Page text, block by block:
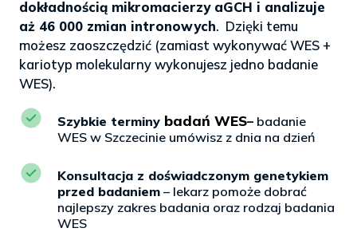
dokładnością mikromacierzy aGCH i analizuje
aż 46 000 zmian intronowych. Dzięki temu
możesz zaoszczędzić (zamiast wykonywać WES +
kariotyp molekularny wykonujesz jedno badanie
WES).
Szybkie terminy badań WES– badanie
WES w Szczecinie umówisz z dnia na dzień
Konsultacja z doświadczonym genetykiem
przed badaniem – lekarz pomoże dobrać
najlepszy zakres badania oraz rodzaj badania
WES